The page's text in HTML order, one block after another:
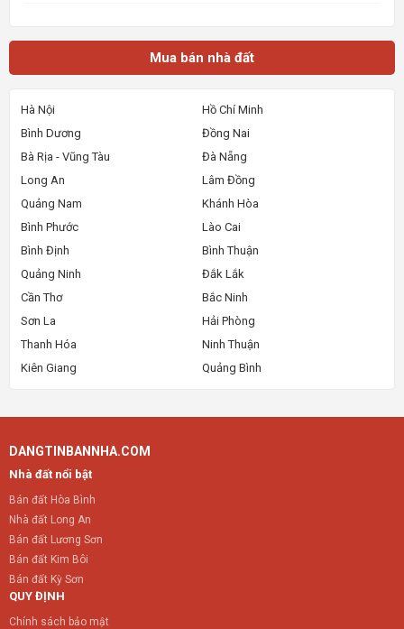
Mua bán nhà đất
Hà Nội
Hồ Chí Minh
Bình Dương
Đồng Nai
Bà Rịa - Vũng Tàu
Đà Nẵng
Long An
Lâm Đồng
Quảng Nam
Khánh Hòa
Bình Phước
Lào Cai
Bình Định
Bình Thuận
Quảng Ninh
Đắk Lắk
Cần Thơ
Bắc Ninh
Sơn La
Hải Phòng
Thanh Hóa
Ninh Thuận
Kiên Giang
Quảng Bình
DANGTINBANNHA.COM
Nhà đất nổi bật
Bán đất Hòa Bình
Nhà đất Long An
Bán đất Lương Sơn
Bán đất Kim Bôi
Bán đất Kỳ Sơn
QUY ĐỊNH
Chính sách bảo mật